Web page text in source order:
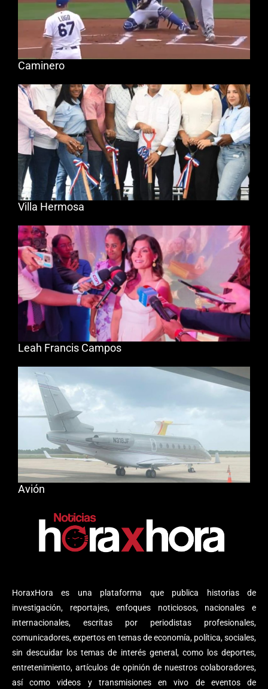
HoraxHora es una plataforma que publica historias de
investigación, reportajes, enfoques noticiosos, nacionales e
internacionales, escritas por periodistas profesionales,
comunicadores, expertos en temas de economía, política, sociales,
sin descuidar los temas de interés general, como los deportes,
entretenimiento, artículos de opinión de nuestros colaboradores,
así como videos y transmisiones en vivo de eventos de
Caminero
Villa Hermosa
Leah Francis Campos
Avión